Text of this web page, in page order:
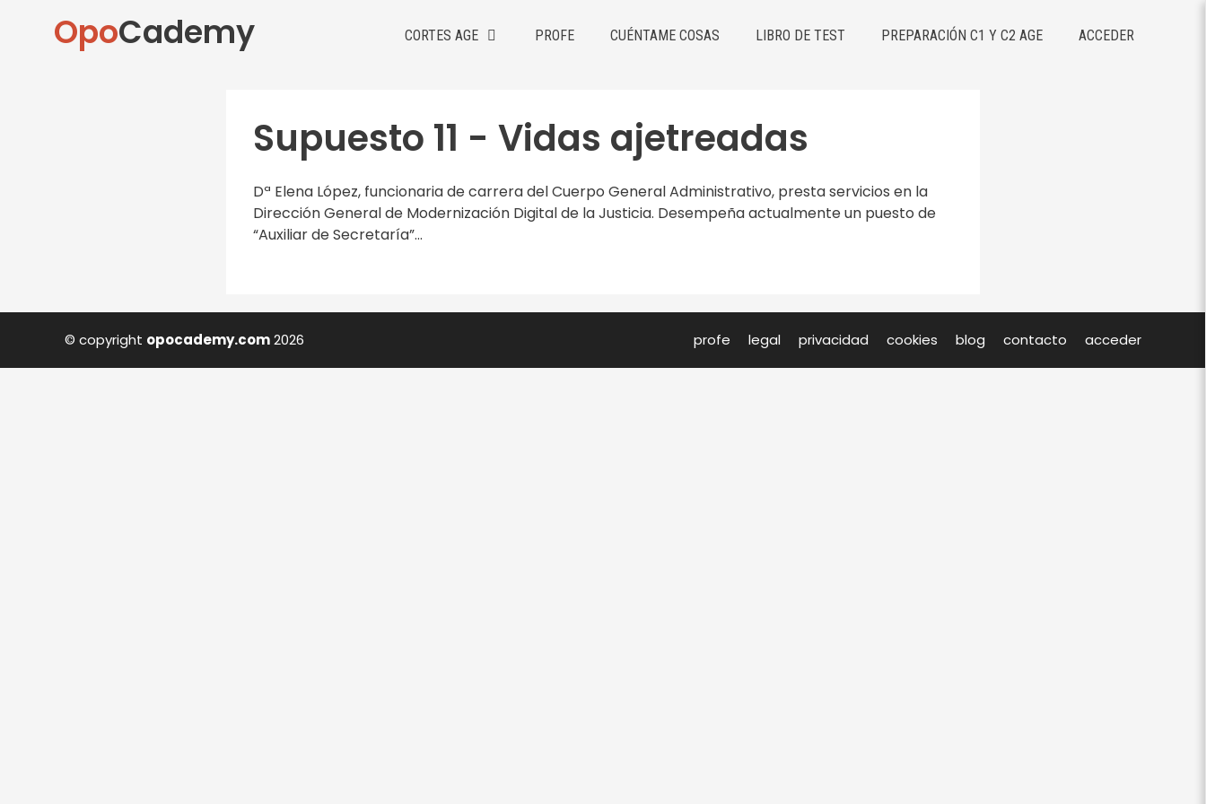
OpoCademy CORTES AGE PROFE CUÉNTAME COSAS LIBRO DE TEST PREPARACIÓN C1 Y C2 AGE ACCEDER
Supuesto 11 - Vidas ajetreadas
Dª Elena López, funcionaria de carrera del Cuerpo General Administrativo, presta servicios en la
Dirección General de Modernización Digital de la Justicia. Desempeña actualmente un puesto de
“Auxiliar de Secretaría”...
profe legal privacidad cookies blog contacto acceder
© copyright opocademy.com2026